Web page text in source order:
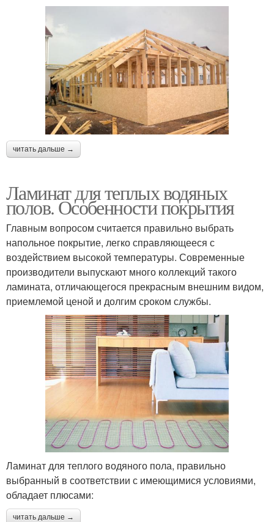
читать дальше →
Ламинат для теплых водяных
полов. Особенности покрытия
Главным вопросом считается правильно выбрать
напольное покрытие, легко справляющееся с
воздействием высокой температуры. Современные
производители выпускают много коллекций такого
ламината, отличающегося прекрасным внешним видом,
приемлемой ценой и долгим сроком службы.
Ламинат для теплого водяного пола, правильно
выбранный в соответствии с имеющимися условиями,
обладает плюсами:
читать дальше →